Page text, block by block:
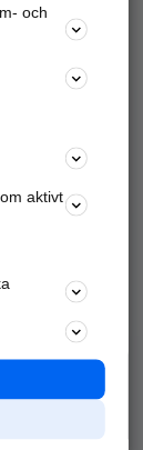
mm.
mot
dig.
och
aktivt